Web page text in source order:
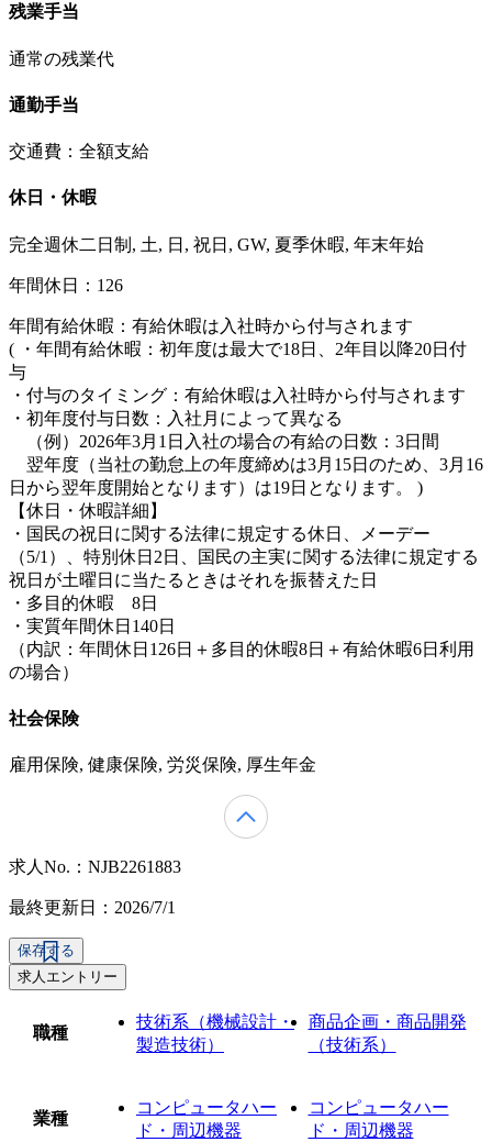
残業手当
通常の残業代
通勤手当
交通費：全額支給
休日・休暇
完全週休二日制, 土, 日, 祝日, GW, 夏季休暇, 年末年始
年間休日：126
年間有給休暇：有給休暇は入社時から付与されます
( ・年間有給休暇：初年度は最大で18日、2年目以降20日付
与
・付与のタイミング：有給休暇は入社時から付与されます
・初年度付与日数：入社月によって異なる
（例）2026年3月1日入社の場合の有給の日数：3日間
翌年度（当社の勤怠上の年度締めは3月15日のため、3月16
日から翌年度開始となります）は19日となります。 )
【休日・休暇詳細】
・国民の祝日に関する法律に規定する休日、メーデー
（5/1）、特別休日2日、国民の主実に関する法律に規定する
祝日が土曜日に当たるときはそれを振替えた日
・多目的休暇 8日
・実質年間休日140日
（内訳：年間休日126日＋多目的休暇8日＋有給休暇6日利用
の場合）
社会保険
雇用保険, 健康保険, 労災保険, 厚生年金
求人No.：NJB2261883
最終更新日：2026/7/1
保存する
求人エントリー
職種
技術系（機械設計・
製造技術）
商品企画・商品開発
（技術系）
業種
コンピュータハー
ド・周辺機器
コンピュータハー
ド・周辺機器